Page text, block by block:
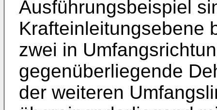
Ausführungsbeispiel
Krafteinleitungsebene
zwei in
gegenüberliegende
der weiteren